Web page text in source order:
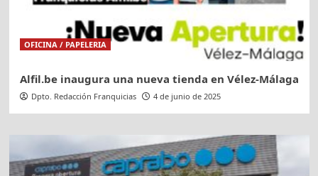
OFICINA / PAPELERIA
Alfil.be inaugura una nueva tienda en Vélez-Málaga
Dpto. Redacción Franquicias 4 de junio de 2025